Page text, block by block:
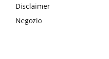
Disclaimer
Negozio